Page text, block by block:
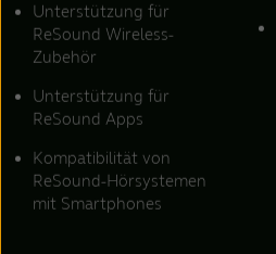
Unterstützung für
ReSound Wireless-
Zubehör
Unterstützung für
ReSound Apps
Kompatibilität von
ReSound-Hörsystemen
mit Smartphones